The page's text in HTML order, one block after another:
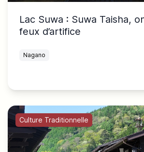
Lac Suwa : Suwa Taisha,
feux d’artifice
Nagano
Culture Traditionnelle